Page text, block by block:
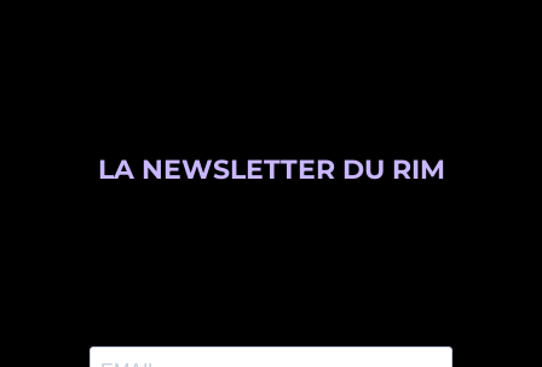
LA NEWSLETTER DU RIM